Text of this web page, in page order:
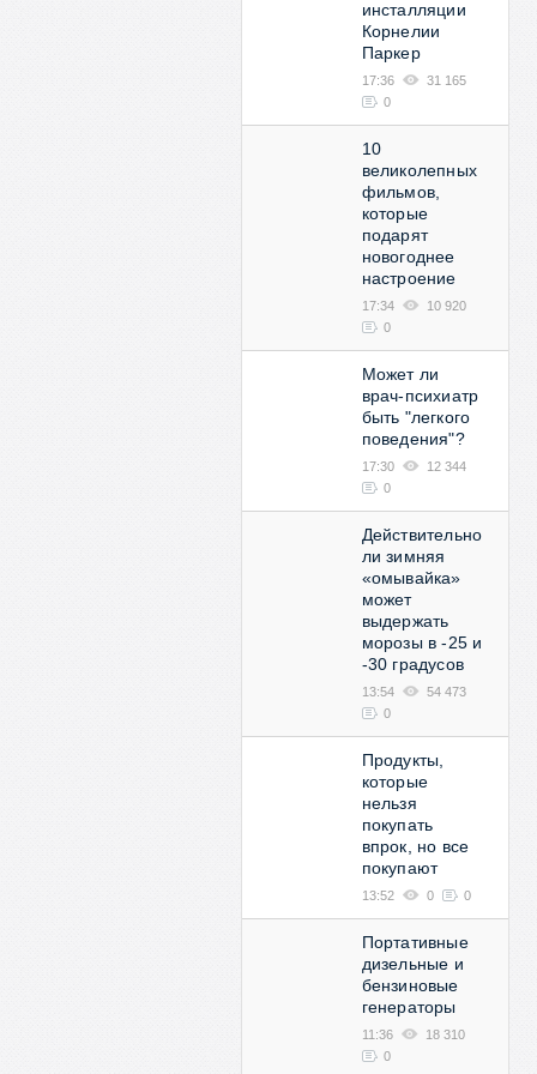
инсталляции
Корнелии
Паркер
17:36
31 165
0
10
великолепных
фильмов,
которые
подарят
новогоднее
настроение
17:34
10 920
0
Может ли
врач-психиатр
быть "легкого
поведения"?
17:30
12 344
0
Действительно
ли зимняя
«омывайка»
может
выдержать
морозы в -25 и
-30 градусов
13:54
54 473
0
Продукты,
которые
нельзя
покупать
впрок, но все
покупают
13:52 0 0
Портативные
дизельные и
бензиновые
генераторы
11:36
18 310
0